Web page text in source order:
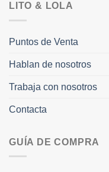
LITO & LOLA
Puntos de Venta
Hablan de nosotros
Trabaja con nosotros
Contacta
GUÍA DE COMPRA